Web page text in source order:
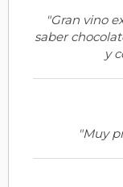
"Gran vino
saber
y
"Muy